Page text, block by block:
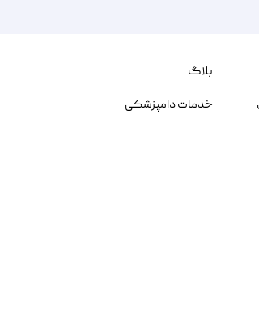
بلاگ
خدمات دامپزشکی